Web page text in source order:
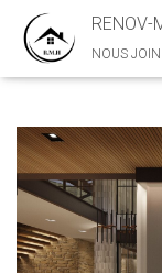
RENOV-
NOUS